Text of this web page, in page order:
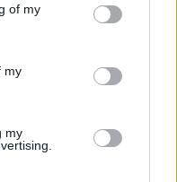
of my
my
my